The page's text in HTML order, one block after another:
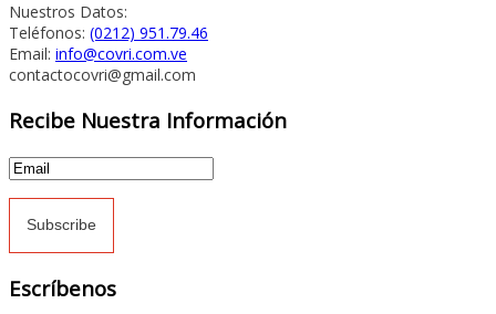
Nuestros Datos:
Teléfonos: (0212) 951.79.46
Email: info@covri.com.ve
contactocovri@gmail.com
Recibe Nuestra Información
Escríbenos